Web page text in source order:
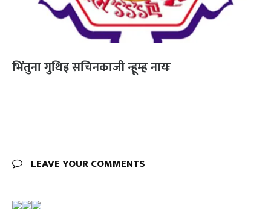
भिंतुना गुथिइ सचिनकाजी न्हूम्ह नायः
LEAVE YOUR COMMENTS